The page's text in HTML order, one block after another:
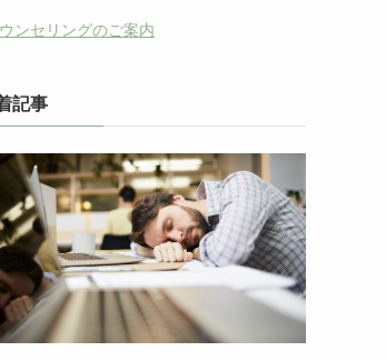
ンセリングのご案内
記事